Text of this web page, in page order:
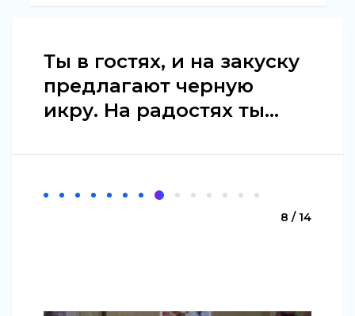
Ты в гостях, и на закуску
предлагают черную
икру. На радостях ты...
8 / 14